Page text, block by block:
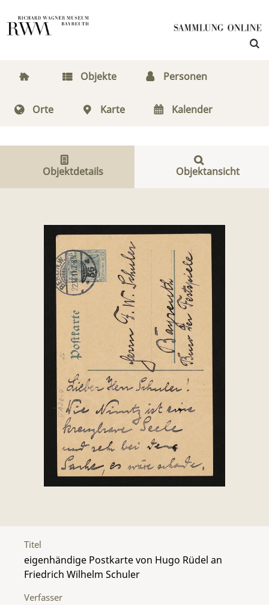
Objekte Personen
Orte Karte Kalender
Objektdetails Objektansicht
Titel
eigenhändige Postkarte von Hugo Rüdel an
Friedrich Wilhelm Schuler
Verfasser